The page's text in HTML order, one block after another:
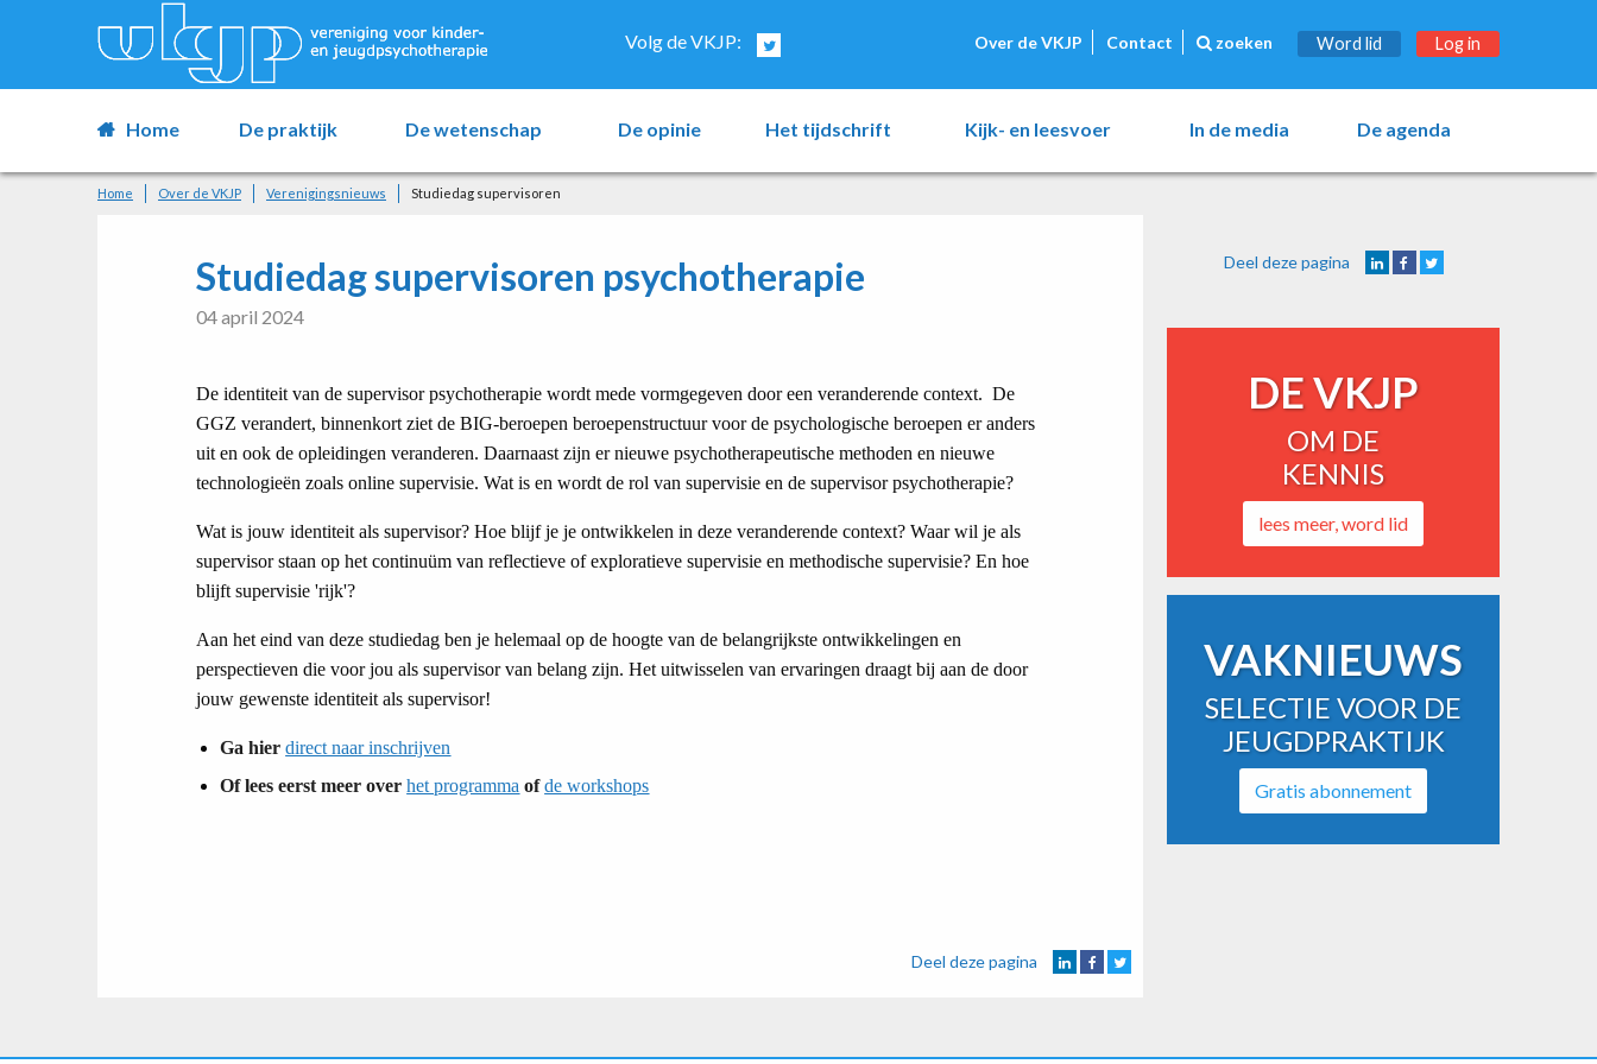
Over de VKJP Contact zoeken Word lid Log in
Volg de VKJP:
Home De praktijk De wetenschap De opinie Het tijdschrift Kijk- en leesvoer In de media De agenda
Home Over de VKJP Verenigingsnieuws Studiedag supervisoren
Studiedag supervisoren psychotherapie
04 april 2024
De identiteit van de supervisor psychotherapie wordt mede vormgegeven door een veranderende context. De
GGZ verandert, binnenkort ziet de BIG-beroepen beroepenstructuur voor de psychologische beroepen er anders
uit en ook de opleidingen veranderen. Daarnaast zijn er nieuwe psychotherapeutische methoden en nieuwe
technologieën zoals online supervisie. Wat is en wordt de rol van supervisie en de supervisor psychotherapie?
Wat is jouw identiteit als supervisor? Hoe blijf je je ontwikkelen in deze veranderende context? Waar wil je als
supervisor staan op het continuüm van reflectieve of exploratieve supervisie en methodische supervisie? En hoe
blijft supervisie 'rijk'?
Aan het eind van deze studiedag ben je helemaal op de hoogte van de belangrijkste ontwikkelingen en
perspectieven die voor jou als supervisor van belang zijn. Het uitwisselen van ervaringen draagt bij aan de door
jouw gewenste identiteit als supervisor!
Ga hierdirect naar inschrijven
Of lees eerst meer overhet programma ofde workshops
Deel deze pagina
Deel deze pagina
DE VKJP
OM DE
KENNIS
lees meer, word lid
VAKNIEUWS
SELECTIE VOOR DE
JEUGDPRAKTIJK
Gratis abonnement